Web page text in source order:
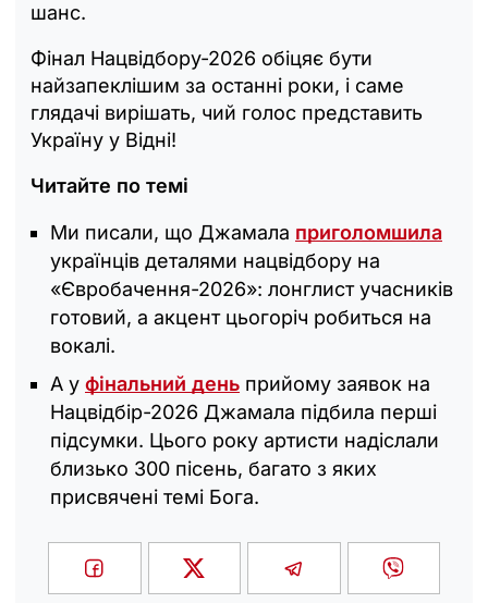
шанс.
Фінал Нацвідбору-2026 обіцяє бути
найзапеклішим за останні роки, і саме
глядачі вирішать, чий голос представить
Україну у Відні!
Читайте по темі
Ми писали, що Джамала приголомшила
українців деталями нацвідбору на
«Євробачення-2026»: лонглист учасників
готовий, а акцент цьогоріч робиться на
вокалі.
А у фінальний день прийому заявок на
Нацвідбір-2026 Джамала підбила перші
підсумки. Цього року артисти надіслали
близько 300 пісень, багато з яких
присвячені темі Бога.